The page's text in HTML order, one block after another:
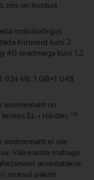
mis on toodud
mobiilivõrgus
kiiruseid kuni 2
4G seadmega kuni 1,2
024 kB; 1 GB=1 048
andmemaht on
EL-i riikides ⁽⁴⁾
andmemaht ei ole
Väikesema mahuga
arvestatakse
jooksul paketi